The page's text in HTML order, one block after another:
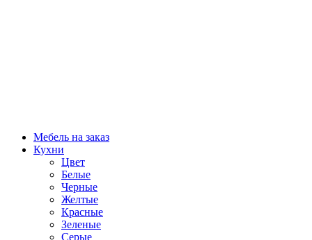
Мебель на заказ
Кухни
Цвет
Белые
Черные
Желтые
Красные
Зеленые
Серые